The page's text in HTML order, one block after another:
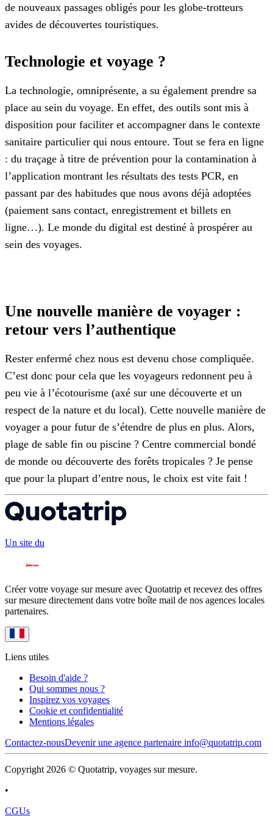
de nouveaux passages obligés pour les globe-trotteurs
avides de découvertes touristiques.
Technologie et voyage ?
La technologie, omniprésente, a su également prendre sa
place au sein du voyage. En effet, des outils sont mis à
disposition pour faciliter et accompagner dans le contexte
sanitaire particulier qui nous entoure. Tout se fera en ligne
: du traçage à titre de prévention pour la contamination à
l’application montrant les résultats des tests PCR, en
passant par des habitudes que nous avons déjà adoptées
(paiement sans contact, enregistrement et billets en
ligne…). Le monde du digital est destiné à prospérer au
sein des voyages.
Une nouvelle manière de voyager :
retour vers l’authentique
Rester enfermé chez nous est devenu chose compliquée.
C’est donc pour cela que les voyageurs redonnent peu à
peu vie à l’écotourisme (axé sur une découverte et un
respect de la nature et du local). Cette nouvelle manière de
voyager a pour futur de s’étendre de plus en plus. Alors,
plage de sable fin ou piscine ? Centre commercial bondé
de monde ou découverte des forêts tropicales ? Je pense
que pour la plupart d’entre nous, le choix est vite fait !
Un site du
Créer votre voyage sur mesure avec Quotatrip et recevez des offres
sur mesure directement dans votre boîte mail de nos agences locales
partenaires.
Liens utiles
Besoin d'aide ?
Qui sommes nous ?
Inspirez vos voyages
Cookie et confidentialité
Mentions légales
Contactez-nousDevenir une agence partenaire info@quotatrip.com
Copyright 2026 © Quotatrip, voyages sur mesure.
•
CGUs